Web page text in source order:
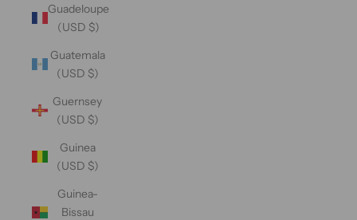
Guadeloupe
(USD $)
Guatemala
(USD $)
Guernsey
(USD $)
Guinea
(USD $)
Guinea-
Bissau